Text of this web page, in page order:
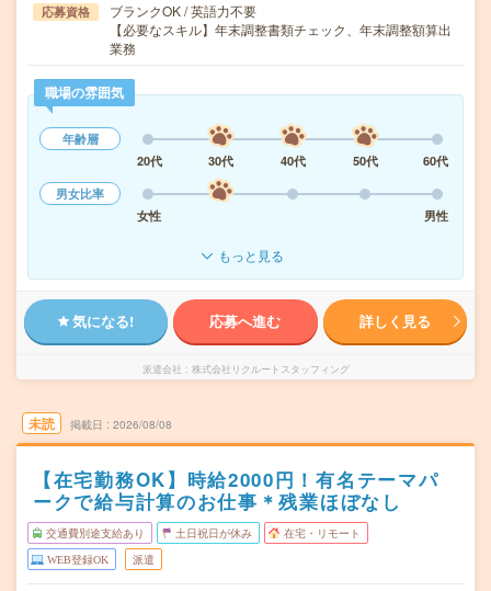
応募資格
ブランクOK / 英語力不要
【必要なスキル】年末調整書類チェック、年末調整額算出
業務
職場の雰囲気
年齢層
20代
30代 40代 50代
60代
男女比率
女性
男性
もっと見る
気になる! 応募へ進む 詳しく見る
派遣会社 株式会社リクルートスタッフィング
未読 掲載日 2026/08/08
【在宅勤務OK】時給2000円！有名テーマパ
ークで給与計算のお仕事＊残業ほぼなし
交通費別途支給あり 土日祝日が休み 在宅・リモート
WEB登録OK 派遣